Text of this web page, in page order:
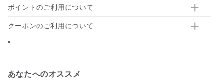
ポイントのご利用について
クーポンのご利用について
あなたへのオススメ